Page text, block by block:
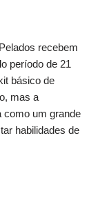
recebem
período de 21
básico de
mas a
como um grande
habilidades de